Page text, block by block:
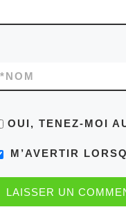
NOM
*
OUI, TENEZ-MOI
M’AVERTIR